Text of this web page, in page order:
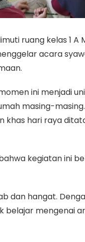
ruang kelas 1 A
acara
ini menjadi
masing-
khas hari raya
kegiatan ini
dan hangat.
mengenai